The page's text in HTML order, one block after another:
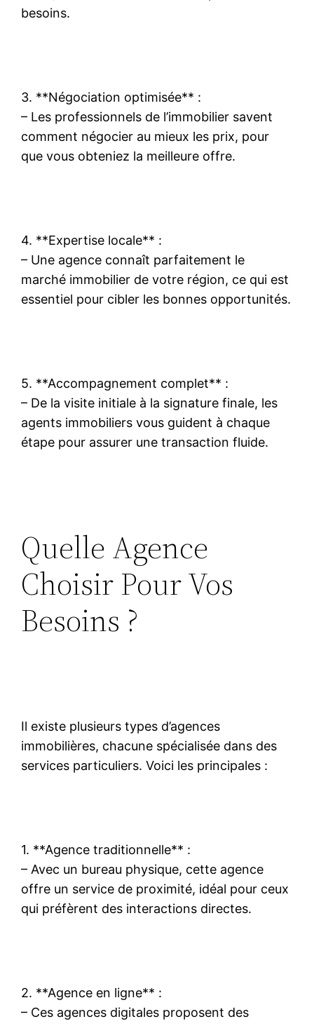
besoins.
3. **Négociation optimisée** :
– Les professionnels de l’immobilier savent
comment négocier au mieux les prix, pour
que vous obteniez la meilleure offre.
4. **Expertise locale** :
– Une agence connaît parfaitement le
marché immobilier de votre région, ce qui est
essentiel pour cibler les bonnes opportunités.
5. **Accompagnement complet** :
– De la visite initiale à la signature finale, les
agents immobiliers vous guident à chaque
étape pour assurer une transaction fluide.
Quelle Agence
Choisir Pour Vos
Besoins ?
Il existe plusieurs types d’agences
immobilières, chacune spécialisée dans des
services particuliers. Voici les principales :
1. **Agence traditionnelle** :
– Avec un bureau physique, cette agence
offre un service de proximité, idéal pour ceux
qui préfèrent des interactions directes.
2. **Agence en ligne** :
– Ces agences digitales proposent des